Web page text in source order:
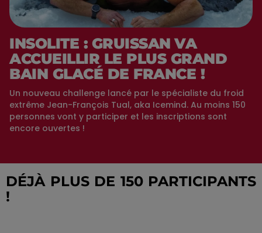
INSOLITE : GRUISSAN VA
ACCUEILLIR LE PLUS GRAND
BAIN GLACÉ DE FRANCE !
Un nouveau challenge lancé par le spécialiste du froid
extrême Jean-François Tual, aka Icemind. Au moins 150
personnes vont y participer et les inscriptions sont
encore ouvertes !
DÉJÀ PLUS DE 150 PARTICIPANTS
!